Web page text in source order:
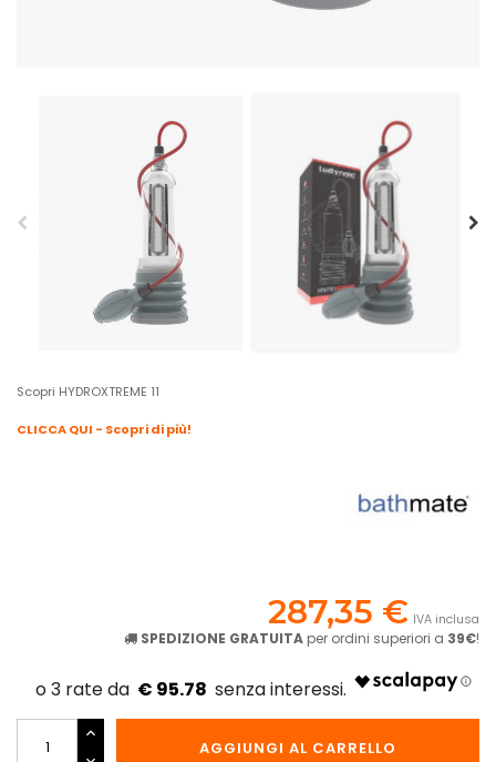
Scopri HYDROXTREME 11
CLICCA QUI - Scopri di più!
287,35 € IVA inclusa
SPEDIZIONE GRATUITA per ordini superiori a 39€!
€ 95.78
AGGIUNGI AL CARRELLO